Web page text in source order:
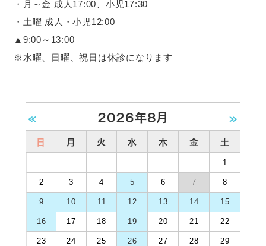
・月～金 成人17:00、小児17:30
・土曜 成人・小児12:00
▲9:00～13:00
※水曜、日曜、祝日は休診になります
« 2026年8月 »
日 月 火 水 木 金 土
1
2 3 4 5 6 7 8
9 10 11 12 13 14 15
16 17 18 19 20 21 22
23 24 25 26 27 28 29